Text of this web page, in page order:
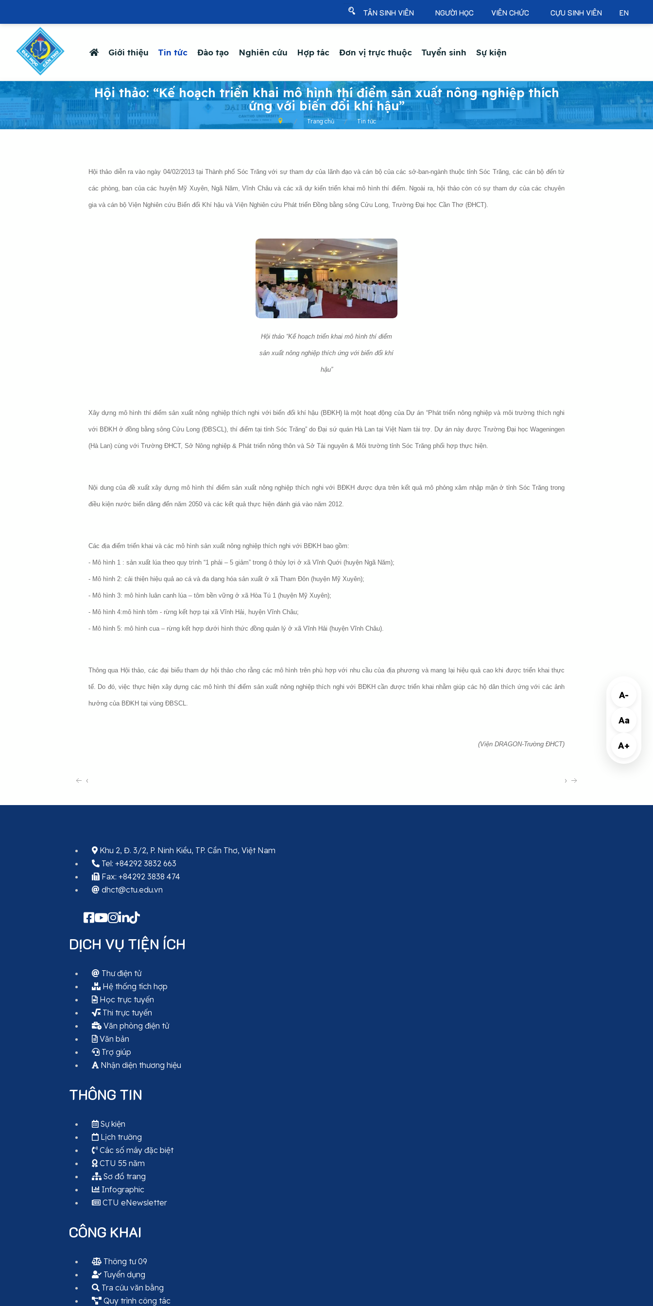
A-
Aa
A+
TÂN SINH VIÊN NGƯỜI HỌC VIÊN CHỨC CỰU SINH VIÊN EN
Giới thiệu Tin tức Đào tạo Nghiên cứu Hợp tác Đơn vị trực thuộc Tuyển sinh Sự kiện
-
Hội thảo: “Kế hoạch triển khai mô hình thí điểm sản xuất nông nghiệp thích
ứng với biến đổi khí hậu”
Trang chủ Tin tức
Hội thảo diễn ra vào ngày 04/02/2013 tại Thành phố Sóc Trăng với sự tham dự của lãnh đạo và cán bộ của các sở-ban-ngành thuộc tỉnh Sóc Trăng, các cán bộ đến từ
các phòng, ban của các huyện Mỹ Xuyên, Ngã Năm, Vĩnh Châu và các xã dự kiến triển khai mô hình thí điểm. Ngoài ra, hội thảo còn có sự tham dự của các chuyên
gia và cán bộ Viện Nghiên cứu Biến đổi Khí hậu và Viện Nghiên cứu Phát triển Đồng bằng sông Cửu Long, Trường Đại học Cần Thơ (ĐHCT).
Hội thảo “Kế hoạch triển khai mô hình thí điểm
sản xuất nông nghiệp thích ứng với biến đổi khí
hậu”
Xây dựng mô hình thí điểm sản xuất nông nghiệp thích nghi với biến đổi khí hậu (BĐKH) là một hoạt động của Dự án “Phát triển nông nghiệp và môi trường thích nghi
với BĐKH ở đồng bằng sông Cửu Long (ĐBSCL), thí điểm tại tỉnh Sóc Trăng” do Đại sứ quán Hà Lan tại Việt Nam tài trợ. Dự án này được Trường Đại học Wageningen
(Hà Lan) cùng với Trường ĐHCT, Sở Nông nghiệp & Phát triển nông thôn và Sở Tài nguyên & Môi trường tỉnh Sóc Trăng phối hợp thực hiện.
Nội dung của đề xuất xây dựng mô hình thí điểm sản xuất nông nghiệp thích nghi với BĐKH được dựa trên kết quả mô phỏng xâm nhập mặn ở tỉnh Sóc Trăng trong
điều kiện nước biển dâng đến năm 2050 và các kết quả thực hiện đánh giá vào năm 2012.
Các địa điểm triển khai và các mô hình sản xuất nông nghiệp thích nghi với BĐKH bao gồm:
- Mô hình 1 : sản xuất lúa theo quy trình “1 phải – 5 giảm” trong ô thủy lợi ở xã Vĩnh Quới (huyện Ngã Năm);
- Mô hình 2: cải thiện hiệu quả ao cá và đa dạng hóa sản xuất ở xã Tham Đôn (huyện Mỹ Xuyên);
- Mô hình 3: mô hình luân canh lúa – tôm bền vững ở xã Hòa Tú 1 (huyện Mỹ Xuyên);
- Mô hình 4:mô hình tôm - rừng kết hợp tại xã Vĩnh Hải, huyện Vĩnh Châu;
- Mô hình 5: mô hình cua – rừng kết hợp dưới hình thức đồng quản lý ở xã Vĩnh Hải (huyện Vĩnh Châu).
Thông qua Hội thảo, các đại biểu tham dự hội thảo cho rằng các mô hình trên phù hợp với nhu cầu của địa phương và mang lại hiệu quả cao khi được triển khai thực
tế. Do đó, việc thực hiện xây dựng các mô hình thí điểm sản xuất nông nghiệp thích nghi với BĐKH cần được triển khai nhằm giúp các hộ dân thích ứng với các ảnh
hưởng của BĐKH tại vùng ĐBSCL.
(Viện DRAGON-Trường ĐHCT)
‹ ›
Khu 2, Đ. 3/2, P. Ninh Kiều, TP. Cần Thơ, Việt Nam
Tel: +84292 3832 663
Fax: +84292 3838 474
dhct@ctu.edu.vn
DỊCH VỤ TIỆN ÍCH
Thư điện tử
Hệ thống tích hợp
Học trực tuyến
Thi trực tuyến
Văn phòng điện tử
Văn bản
Trợ giúp
Nhận diện thương hiệu
THÔNG TIN
Sự kiện
Lịch trường
Các số máy đặc biệt
CTU 55 năm
Sơ đồ trang
Infographic
CTU eNewsletter
CÔNG KHAI
Thông tư 09
Tuyển dụng
Tra cứu văn bằng
Quy trình công tác